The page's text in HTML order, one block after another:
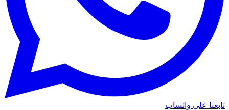
تابعنا على واتساب